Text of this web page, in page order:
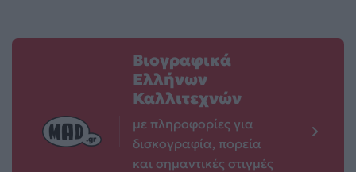
Βιογραφικά
Ελλήνων
Καλλιτεχνών
με πληροφορίες για
δισκογραφία, πορεία
και σημαντικές στιγμές